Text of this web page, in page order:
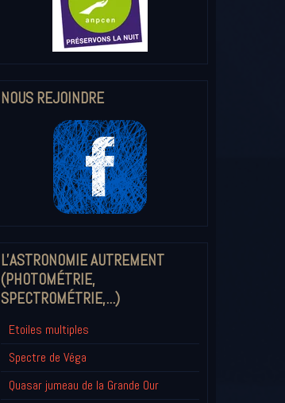
NOUS REJOINDRE
L'ASTRONOMIE AUTREMENT
(PHOTOMÉTRIE,
SPECTROMÉTRIE,...)
Etoiles multiples
Spectre de Véga
Quasar jumeau de la Grande Our